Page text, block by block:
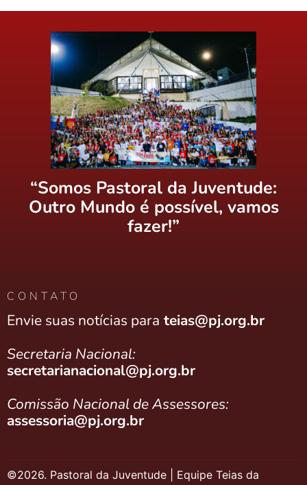
“Somos Pastoral da Juventude:
Outro Mundo é possível, vamos
fazer!”
CONTATO
Envie suas notícias para teias@pj.org.br
Secretaria Nacional:
secretarianacional@pj.org.br
Comissão Nacional de Assessores:
assessoria@pj.org.br
©2026. Pastoral da Juventude | Equipe Teias da